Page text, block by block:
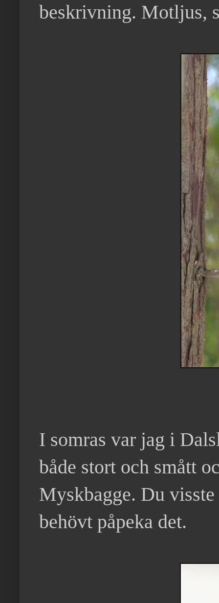
beskrivning. Motljus,
I somras var jag i
både stort och smått
Myskbagge. Du
behövt påpeka det.